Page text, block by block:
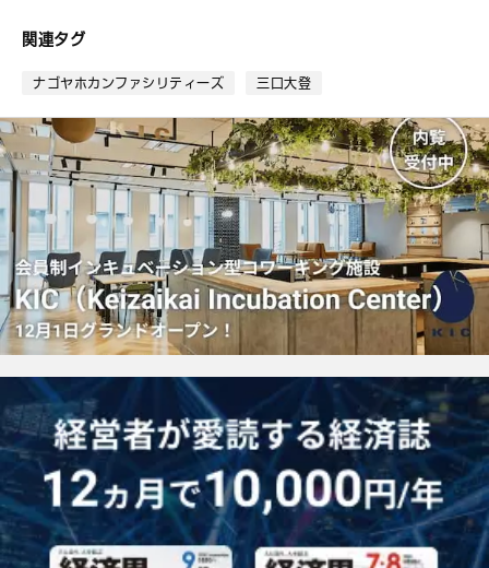
ー
ク
関連タグ
ナゴヤホカンファシリティーズ 三口大登